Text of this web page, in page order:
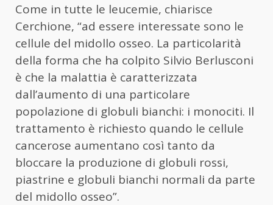
Come in tutte le leucemie, chiarisce
Cerchione, “ad essere interessate sono le
cellule del midollo osseo. La particolarità
della forma che ha colpito Silvio Berlusconi
è che la malattia è caratterizzata
dall’aumento di una particolare
popolazione di globuli bianchi: i monociti. Il
trattamento è richiesto quando le cellule
cancerose aumentano così tanto da
bloccare la produzione di globuli rossi,
piastrine e globuli bianchi normali da parte
del midollo osseo”.